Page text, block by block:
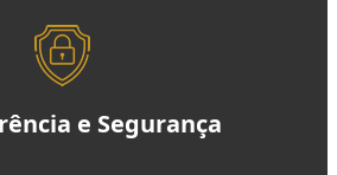
e Segurança